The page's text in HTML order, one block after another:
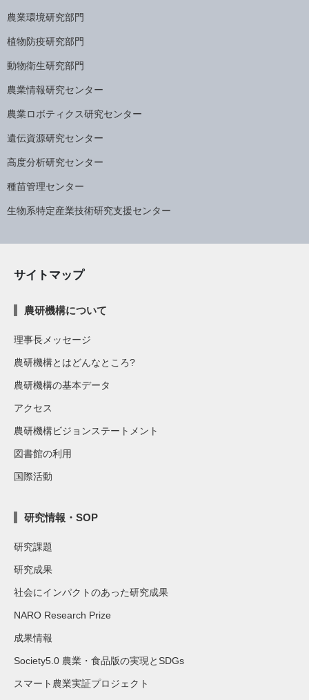
農業環境研究部門
植物防疫研究部門
動物衛生研究部門
農業情報研究センター
農業ロボティクス研究センター
遺伝資源研究センター
高度分析研究センター
種苗管理センター
生物系特定産業技術研究支援センター
サイトマップ
農研機構について
理事長メッセージ
農研機構とはどんなところ?
農研機構の基本データ
アクセス
農研機構ビジョンステートメント
図書館の利用
国際活動
研究情報・SOP
研究課題
研究成果
社会にインパクトのあった研究成果
NARO Research Prize
成果情報
Society5.0 農業・食品版の実現とSDGs
スマート農業実証プロジェクト